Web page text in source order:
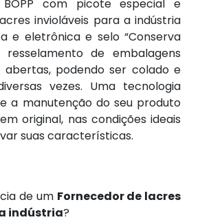
com picote especial e
invioláveis para a indústria
e eletrônica e selo “Conserva
resselamento de embalagens
abertas, podendo ser colado e
vezes. Uma tecnologia
a manutenção do seu produto
original, nas condições ideais
suas características.
de um Fornecedor de lacres
indústria?